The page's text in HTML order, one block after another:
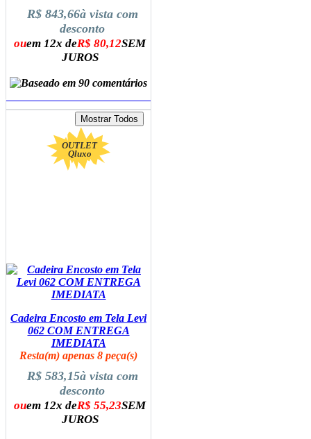
R$ 843,66à vista com
desconto
ouem 12x deR$ 80,12SEM
JUROS
OUTLET
Qluxo
Cadeira Encosto em Tela Levi
062 COM ENTREGA
IMEDIATA
Resta(m) apenas 8 peça(s)
R$ 583,15à vista com
desconto
ouem 12x deR$ 55,23SEM
JUROS